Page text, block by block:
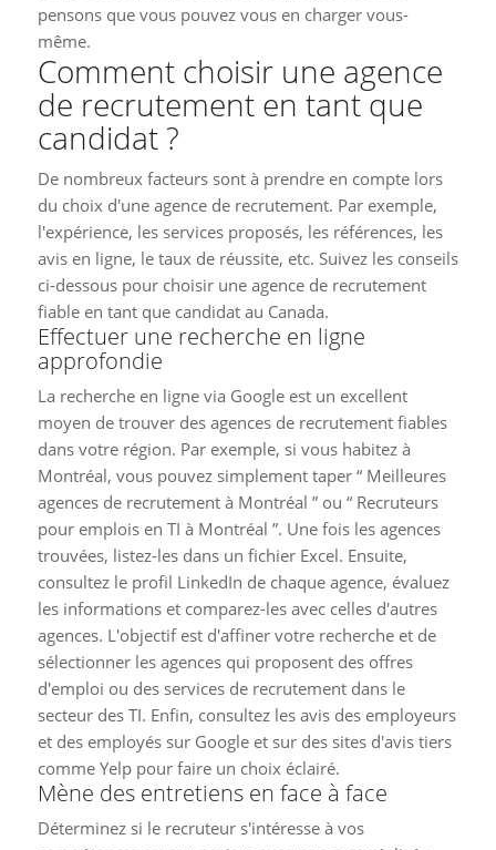
pensons que vous pouvez vous en charger vous-
même.
Comment choisir une agence
de recrutement en tant que
candidat ?
De nombreux facteurs sont à prendre en compte lors
du choix d'une agence de recrutement. Par exemple,
l'expérience, les services proposés, les références, les
avis en ligne, le taux de réussite, etc. Suivez les conseils
ci-dessous pour choisir une agence de recrutement
fiable en tant que candidat au Canada.
Effectuer une recherche en ligne
approfondie
La recherche en ligne via Google est un excellent
moyen de trouver des agences de recrutement fiables
dans votre région. Par exemple, si vous habitez à
Montréal, vous pouvez simplement taper “ Meilleures
agences de recrutement à Montréal ” ou “ Recruteurs
pour emplois en TI à Montréal ”. Une fois les agences
trouvées, listez-les dans un fichier Excel. Ensuite,
consultez le profil LinkedIn de chaque agence, évaluez
les informations et comparez-les avec celles d'autres
agences. L'objectif est d'affiner votre recherche et de
sélectionner les agences qui proposent des offres
d'emploi ou des services de recrutement dans le
secteur des TI. Enfin, consultez les avis des employeurs
et des employés sur Google et sur des sites d'avis tiers
comme Yelp pour faire un choix éclairé.
Mène des entretiens en face à face
Déterminez si le recruteur s'intéresse à vos